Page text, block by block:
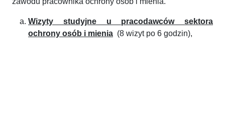
Wizyty studyjne u pracodawców sektora
ochrony osób i mienia (8 wizyt po 6 godzin),